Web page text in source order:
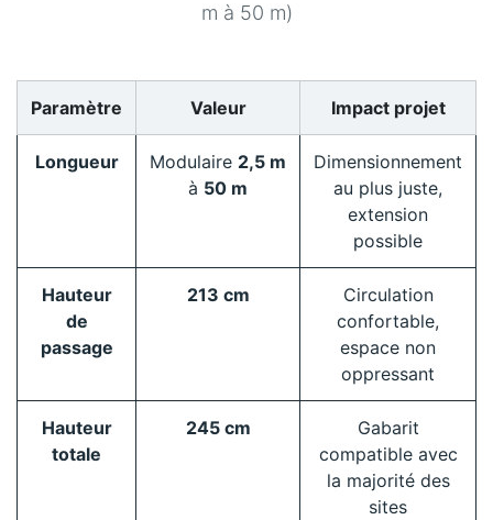
m à 50 m)
Paramètre Valeur Impact projet
Longueur Modulaire 2,5 m
à 50 m
Dimensionnement
au plus juste,
extension
possible
Hauteur
de
passage
213 cm
Circulation
confortable,
espace non
oppressant
Hauteur
totale
245 cm
Gabarit
compatible avec
la majorité des
sites